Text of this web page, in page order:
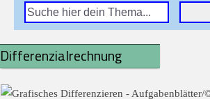
Differenzialrechnung